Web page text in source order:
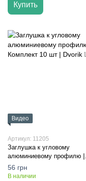
Купить
Видео
Артикул: 11205
Заглушка к угловому
алюминиевому профилю |
Комплект 10 шт | Dvorik Led
56 грн
В наличии